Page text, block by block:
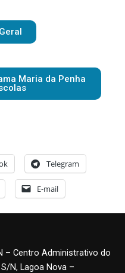
Maria da Penha
Telegram
E-mail
– Centro Administrativo do
N, Lagoa Nova –